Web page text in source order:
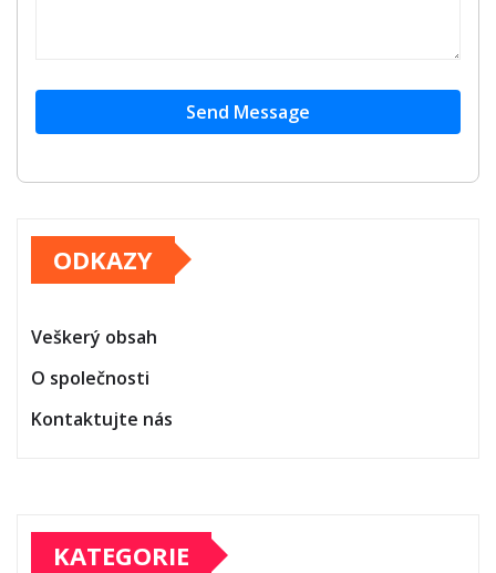
Send Message
ODKAZY
Veškerý obsah
O společnosti
Kontaktujte nás
KATEGORIE